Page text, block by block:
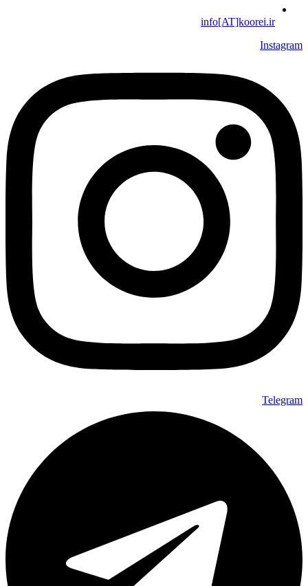
info[AT]koorei.ir
Instagram
Telegram